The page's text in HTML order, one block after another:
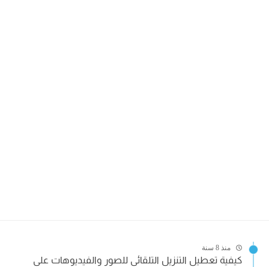
منذ 8 سنة
كيفية تعطيل التنزيل التلقائى للصور والفيديوهات على